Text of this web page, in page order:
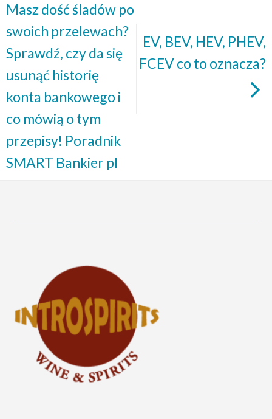
Masz dość śladów po
swoich przelewach?
Sprawdź, czy da się
usunąć historię
konta bankowego i
co mówią o tym
przepisy! Poradnik
SMART Bankier pl
EV, BEV, HEV, PHEV,
FCEV co to oznacza?